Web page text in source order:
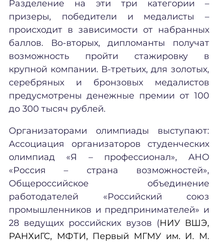
Разделение на эти три категории –
призеры, победители и медалисты –
происходит в зависимости от набранных
баллов. Во-вторых, дипломанты получат
возможность пройти стажировку в
крупной компании. В-третьих, для золотых,
серебряных и бронзовых медалистов
предусмотрены денежные премии от 100
до 300 тысяч рублей.
Организаторами олимпиады выступают:
Ассоциация организаторов студенческих
олимпиад «Я – профессионал», АНО
«Россия – страна возможностей»,
Общероссийское объединение
работодателей «Российский союз
промышленников и предпринимателей» и
28 ведущих российских вузов (НИУ ВШЭ,
РАНХиГС, МФТИ, Первый МГМУ им. И. М.